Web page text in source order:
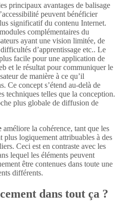
principaux avantages de balisage
peuvent bénéficier
significatif du contenu Internet.
complémentaires du
ayant une vision limitée, de
d’apprentissage etc.. Le
facile pour une application de
et le résultat pour communiquer le
de manière à ce qu’il
Ce concept s’étend au-delà de
techniques telles que la conception.
plus globale de diffusion de
améliore la cohérence, tant que les
plus logiquement attribuables à des
Ceci est en contraste avec les
lequel les éléments peuvent
être contenues dans toute une
différents.
dans tout ça ?